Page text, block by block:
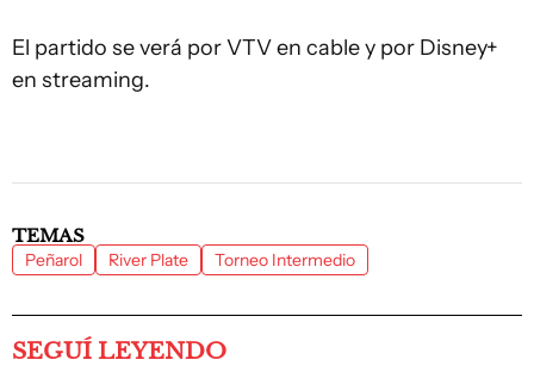
El partido se verá por VTV en cable y por Disney+
en streaming.
TEMAS
Peñarol River Plate Torneo Intermedio
SEGUÍ LEYENDO